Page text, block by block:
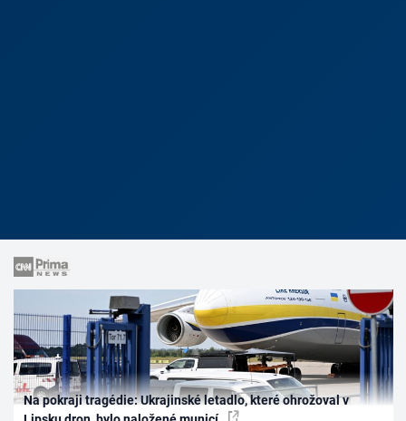
Na pokraji tragédie: Ukrajinské letadlo, které ohrožoval v